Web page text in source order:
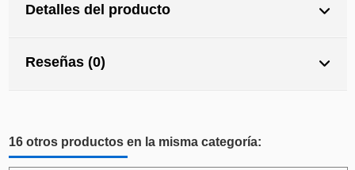
Detalles del producto
Reseñas (0)
16 otros productos en la misma categoría: